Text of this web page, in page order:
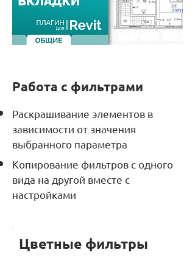
Работа с фильтрами
Раскрашивание элементов в
зависимости от значения
выбранного параметра
Копирование фильтров с одного
вида на другой вместе с
настройками
Цветные фильтры